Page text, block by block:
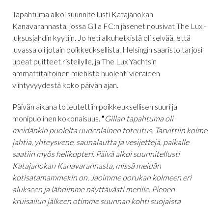
Tapahtuma alkoi suunnitellusti Katajanokan
Kanavarannasta, jossa Gilla FC:n jäsenet nousivat The Lux -
luksusjahdin kyytiin. Jo heti alkuhetkistä oli selvää, että
luvassa oli jotain poikkeuksellista. Helsingin saaristo tarjosi
upeat puitteet risteilylle, ja The Lux Yachtsin
ammattitaitoinen miehistö huolehti vieraiden
viihtyvyydestä koko päivän ajan.
Päivän aikana toteutettiin poikkeuksellisen suuri ja
monipuolinen kokonaisuus. ”Gillan tapahtuma oli
meidänkin puolelta uudenlainen toteutus. Tarvittiin kolme
jahtia, yhteysvene, saunalautta ja vesijettejä, paikalle
saatiin myös helikopteri. Päivä alkoi suunnitellusti
Katajanokan Kanavarannasta, missä meidän
kotisatamammekin on. Jaoimme porukan kolmeen eri
alukseen ja lähdimme näyttävästi merille. Pienen
kruisailun jälkeen otimme suunnan kohti suojaista